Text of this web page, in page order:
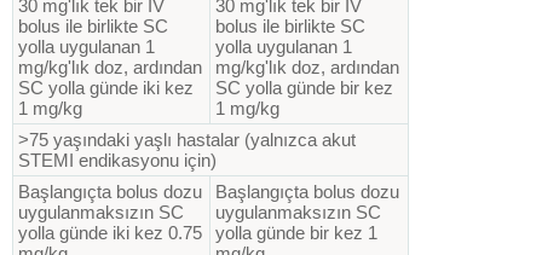
30 mg'lık tek bir IV
bolus ile birlikte SC
yolla uygulanan 1
mg/kg'lık doz, ardından
SC yolla günde iki kez
1 mg/kg
30 mg'lık tek bir IV
bolus ile birlikte SC
yolla uygulanan 1
mg/kg'lık doz, ardından
SC yolla günde bir kez
1 mg/kg
>75 yaşındaki yaşlı hastalar (yalnızca akut
STEMI endikasyonu için)
Başlangıçta bolus dozu
uygulanmaksızın SC
yolla günde iki kez 0.75
Başlangıçta bolus dozu
uygulanmaksızın SC
yolla günde bir kez 1